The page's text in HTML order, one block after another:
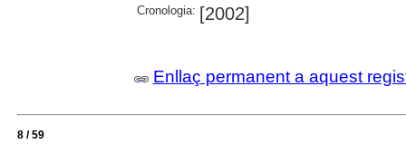
Cronologia: [2002]
Enllaç permanent a aquest
8 / 59